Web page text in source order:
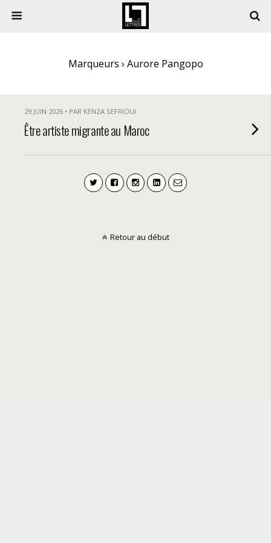
Marqueurs › Aurore Pangopo
29 JUIN 2026 • PAR KENZA SEFRIOUI
Être artiste migrante au Maroc
Retour au début